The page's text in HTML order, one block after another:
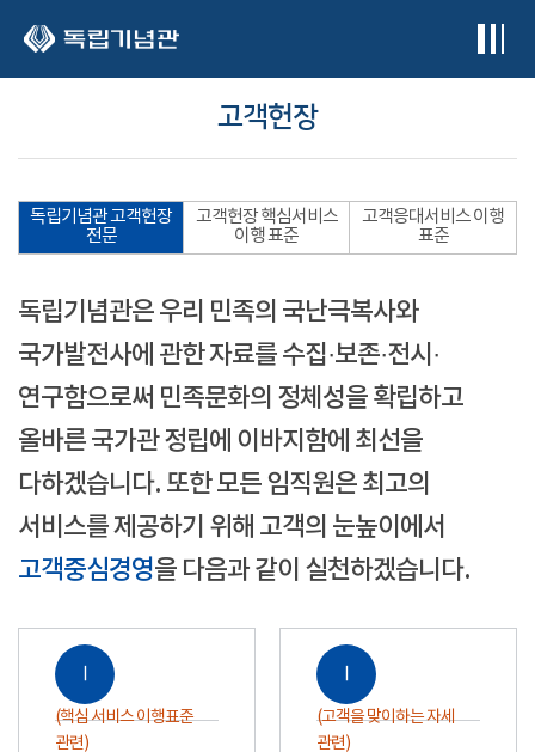
고객헌장
독립기념관 고객헌장
전문
고객헌장 핵심서비스
이행 표준
고객응대서비스 이행
표준
독립기념관은 우리 민족의 국난극복사와
국가발전사에 관한 자료를 수집·보존·전시·
연구함으로써 민족문화의 정체성을 확립하고
올바른 국가관 정립에 이바지함에 최선을
다하겠습니다. 또한 모든 임직원은 최고의
서비스를 제공하기 위해 고객의 눈높이에서
고객중심경영을 다음과 같이 실천하겠습니다.
Ⅰ
(핵심 서비스 이행표준
관련)
Ⅰ
(고객을 맞이하는 자세
관련)